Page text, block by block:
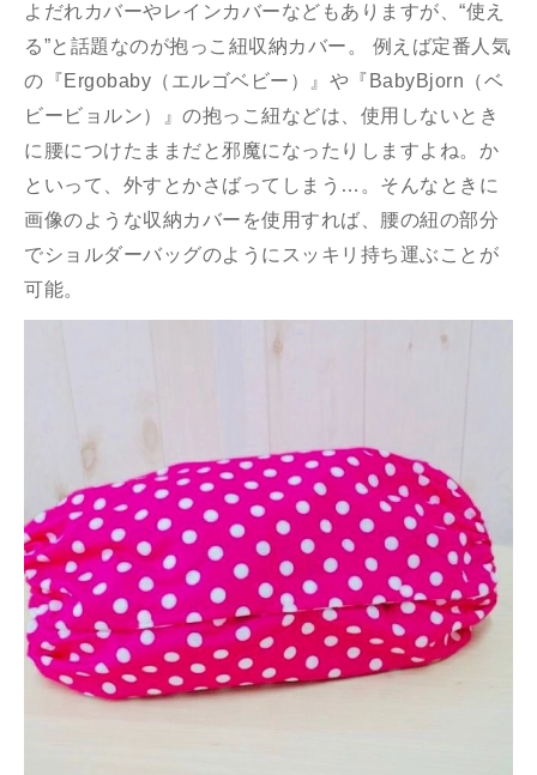
よだれカバーやレインカバーなどもありますが、“使え
る”と話題なのが抱っこ紐収納カバー。 例えば定番人気
の『Ergobaby（エルゴベビー）』や『BabyBjorn（ベ
ビービョルン）』の抱っこ紐などは、使用しないとき
に腰につけたままだと邪魔になったりしますよね。か
といって、外すとかさばってしまう…。そんなときに
画像のような収納カバーを使用すれば、腰の紐の部分
でショルダーバッグのようにスッキリ持ち運ぶことが
可能。